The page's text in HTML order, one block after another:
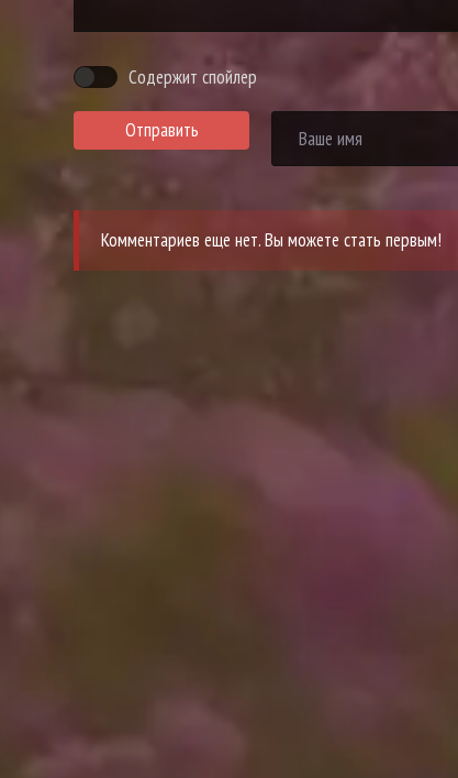
Содержит спойлер
Отправить
Комментариев еще нет. Вы можете стать первым!